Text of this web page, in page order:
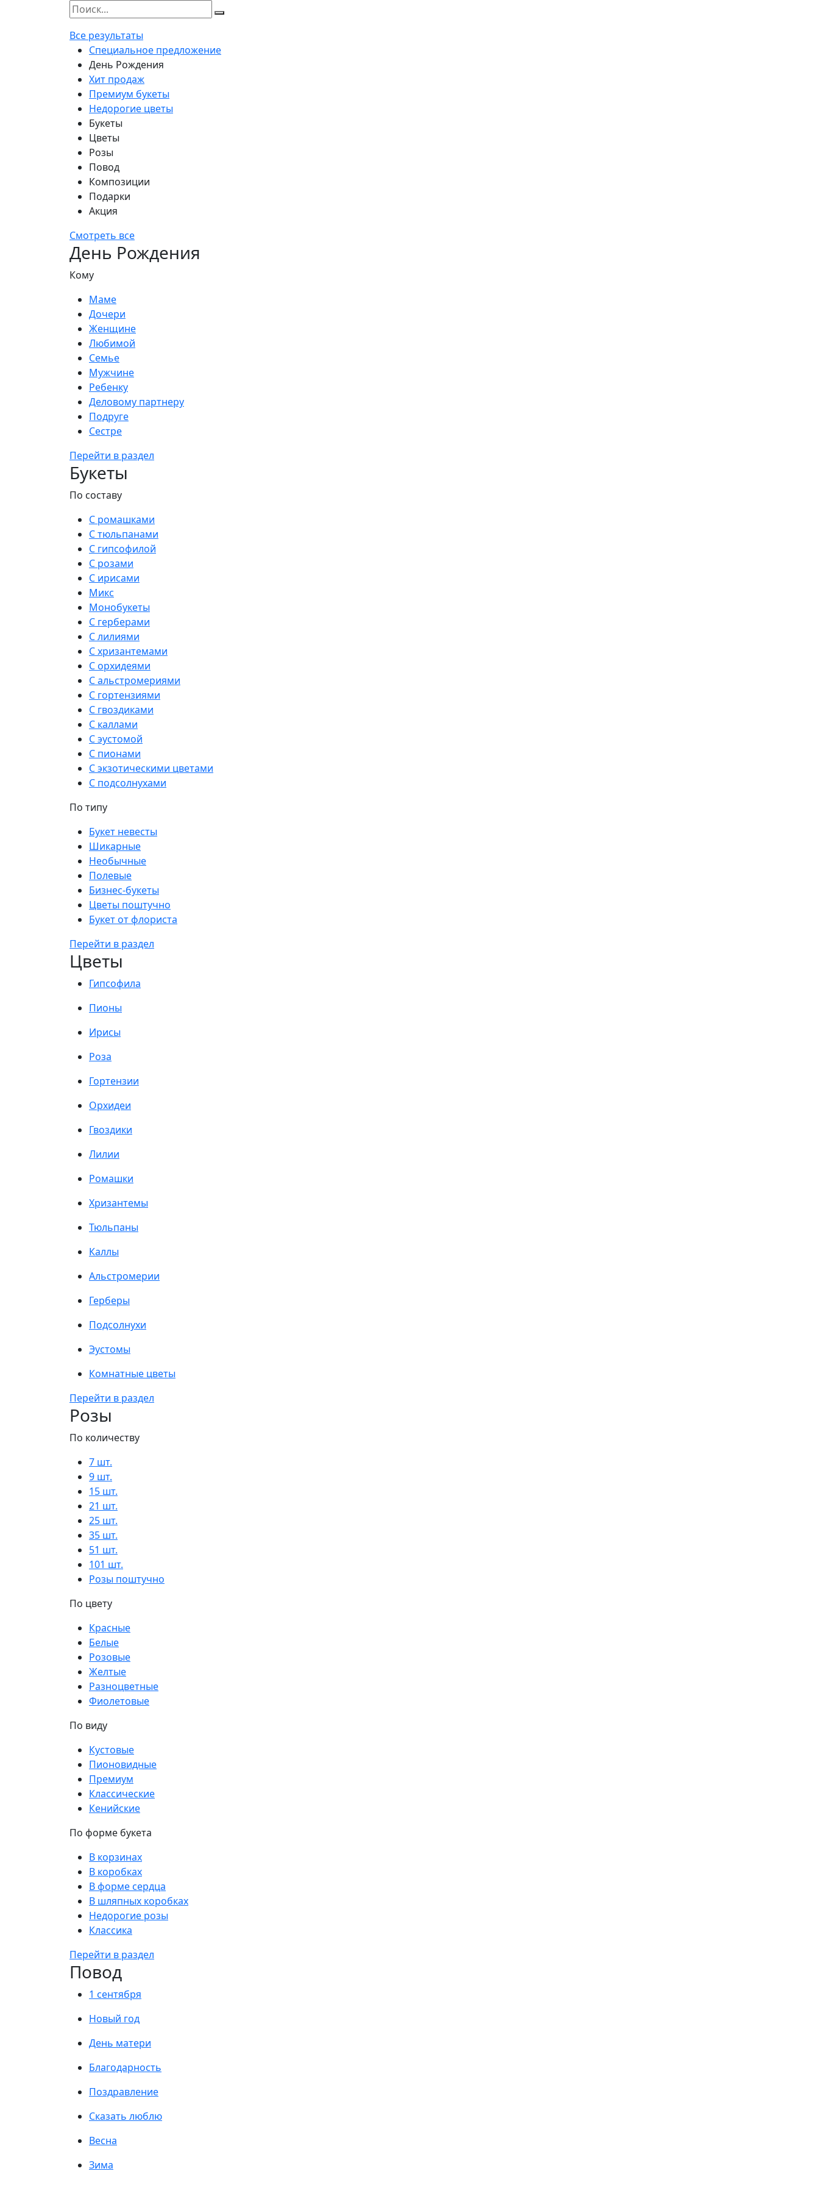
Все результаты
Специальное предложение
День Рождения
Хит продаж
Премиум букеты
Недорогие цветы
Букеты
Цветы
Розы
Повод
Композиции
Подарки
Акция
Смотреть все
День Рождения
Кому
Маме
Дочери
Женщине
Любимой
Семье
Мужчине
Ребенку
Деловому партнеру
Подруге
Сестре
Перейти в раздел
Букеты
По составу
С ромашками
С тюльпанами
С гипсофилой
С розами
С ирисами
Микс
Монобукеты
С герберами
С лилиями
С хризантемами
С орхидеями
С альстромериями
С гортензиями
С гвоздиками
С каллами
С эустомой
С пионами
С экзотическими цветами
С подсолнухами
По типу
Букет невесты
Шикарные
Необычные
Полевые
Бизнес-букеты
Цветы поштучно
Букет от флориста
Перейти в раздел
Цветы
Гипсофила
Пионы
Ирисы
Роза
Гортензии
Орхидеи
Гвоздики
Лилии
Ромашки
Хризантемы
Тюльпаны
Каллы
Альстромерии
Герберы
Подсолнухи
Эустомы
Комнатные цветы
Перейти в раздел
Розы
По количеству
7 шт.
9 шт.
15 шт.
21 шт.
25 шт.
35 шт.
51 шт.
101 шт.
Розы поштучно
По цвету
Красные
Белые
Розовые
Желтые
Разноцветные
Фиолетовые
По виду
Кустовые
Пионовидные
Премиум
Классические
Кенийские
По форме букета
В корзинах
В коробках
В форме сердца
В шляпных коробках
Недорогие розы
Классика
Перейти в раздел
Повод
1 сентября
Новый год
День матери
Благодарность
Поздравление
Сказать люблю
Весна
Зима